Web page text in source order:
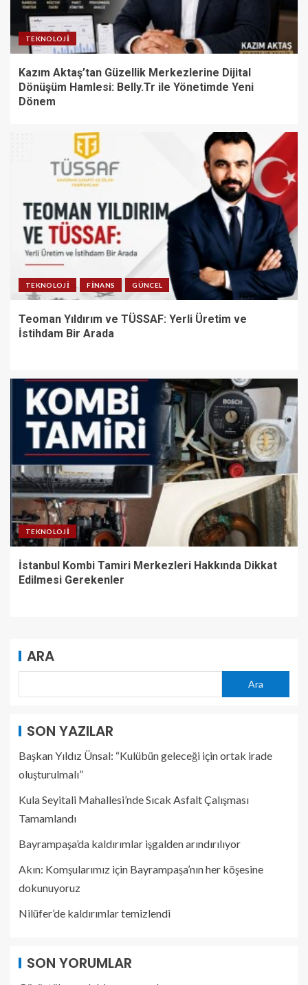
TEKNOLOJI
Kazım Aktaş’tan Güzellik Merkezlerine Dijital
Dönüşüm Hamlesi: Belly.Tr ile Yönetimde Yeni
Dönem
TEKNOLOJI FINANS GÜNCEL
Teoman Yıldırım ve TÜSSAF: Yerli Üretim ve
İstihdam Bir Arada
TEKNOLOJI
İstanbul Kombi Tamiri Merkezleri Hakkında Dikkat
Edilmesi Gerekenler
ARA
Ara
SON YAZILAR
Başkan Yıldız Ünsal: “Kulübün geleceği için ortak irade
oluşturulmalı”
Kula Seyitali Mahallesi’nde Sıcak Asfalt Çalışması
Tamamlandı
Bayrampaşa’da kaldırımlar işgalden arındırılıyor
Akın: Komşularımız için Bayrampaşa’nın her köşesine
dokunuyoruz
Nilüfer’de kaldırımlar temizlendi
SON YORUMLAR